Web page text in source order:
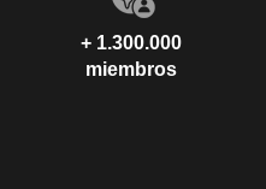
+ 1.300.000
miembros